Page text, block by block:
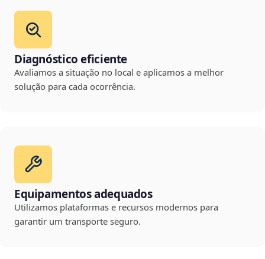
Diagnóstico eficiente
Avaliamos a situação no local e aplicamos a melhor
solução para cada ocorrência.
Equipamentos adequados
Utilizamos plataformas e recursos modernos para
garantir um transporte seguro.